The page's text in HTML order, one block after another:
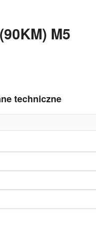
M5
techniczne